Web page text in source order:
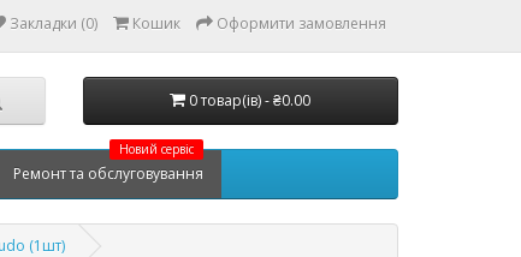
Закладки (0) Кошик Оформити замовлення
0 товар(ів) - ₴0.00
Новий сервіс
Ремонт та обслуговування
(1шт)